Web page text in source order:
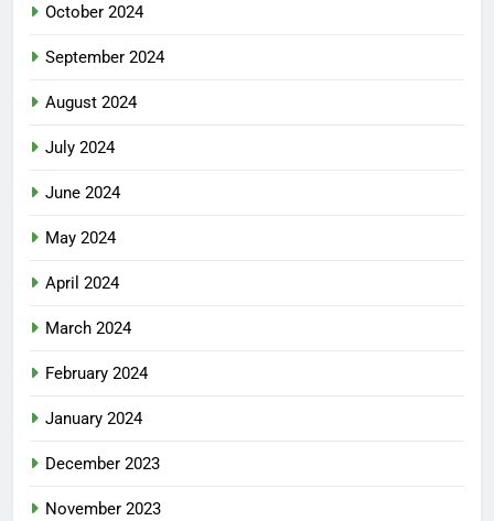
October 2024
September 2024
August 2024
July 2024
June 2024
May 2024
April 2024
March 2024
February 2024
January 2024
December 2023
November 2023